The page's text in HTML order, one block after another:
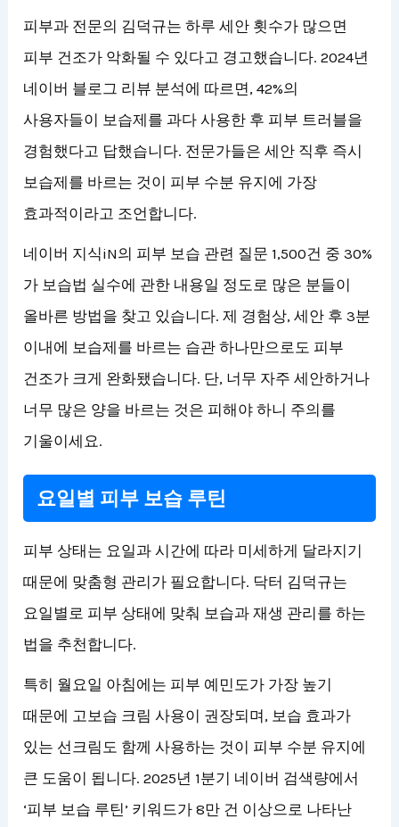
피부과 전문의 김덕규는 하루 세안 횟수가 많으면
피부 건조가 악화될 수 있다고 경고했습니다. 2024년
네이버 블로그 리뷰 분석에 따르면, 42%의
사용자들이 보습제를 과다 사용한 후 피부 트러블을
경험했다고 답했습니다. 전문가들은 세안 직후 즉시
보습제를 바르는 것이 피부 수분 유지에 가장
효과적이라고 조언합니다.
네이버 지식iN의 피부 보습 관련 질문 1,500건 중 30%
가 보습법 실수에 관한 내용일 정도로 많은 분들이
올바른 방법을 찾고 있습니다. 제 경험상, 세안 후 3분
이내에 보습제를 바르는 습관 하나만으로도 피부
건조가 크게 완화됐습니다. 단, 너무 자주 세안하거나
너무 많은 양을 바르는 것은 피해야 하니 주의를
기울이세요.
요일별 피부 보습 루틴
피부 상태는 요일과 시간에 따라 미세하게 달라지기
때문에 맞춤형 관리가 필요합니다. 닥터 김덕규는
요일별로 피부 상태에 맞춰 보습과 재생 관리를 하는
법을 추천합니다.
특히 월요일 아침에는 피부 예민도가 가장 높기
때문에 고보습 크림 사용이 권장되며, 보습 효과가
있는 선크림도 함께 사용하는 것이 피부 수분 유지에
큰 도움이 됩니다. 2025년 1분기 네이버 검색량에서
‘피부 보습 루틴’ 키워드가 8만 건 이상으로 나타난